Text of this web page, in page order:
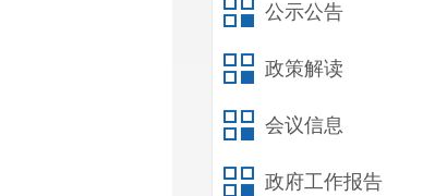
公示公告
政策解读
会议信息
政府工作报告